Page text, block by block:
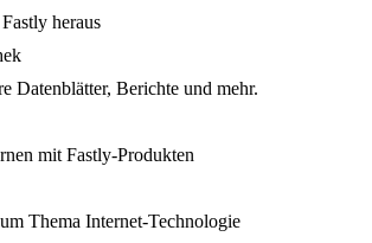
heraus
Datenblätter, Berichte und mehr.
mit Fastly-Produkten
Thema Internet-Technologie